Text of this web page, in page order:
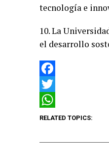
tecnología e
10. La
el desarrollo
Facebook
Twitter
WhatsApp
RELATED TOPICS: